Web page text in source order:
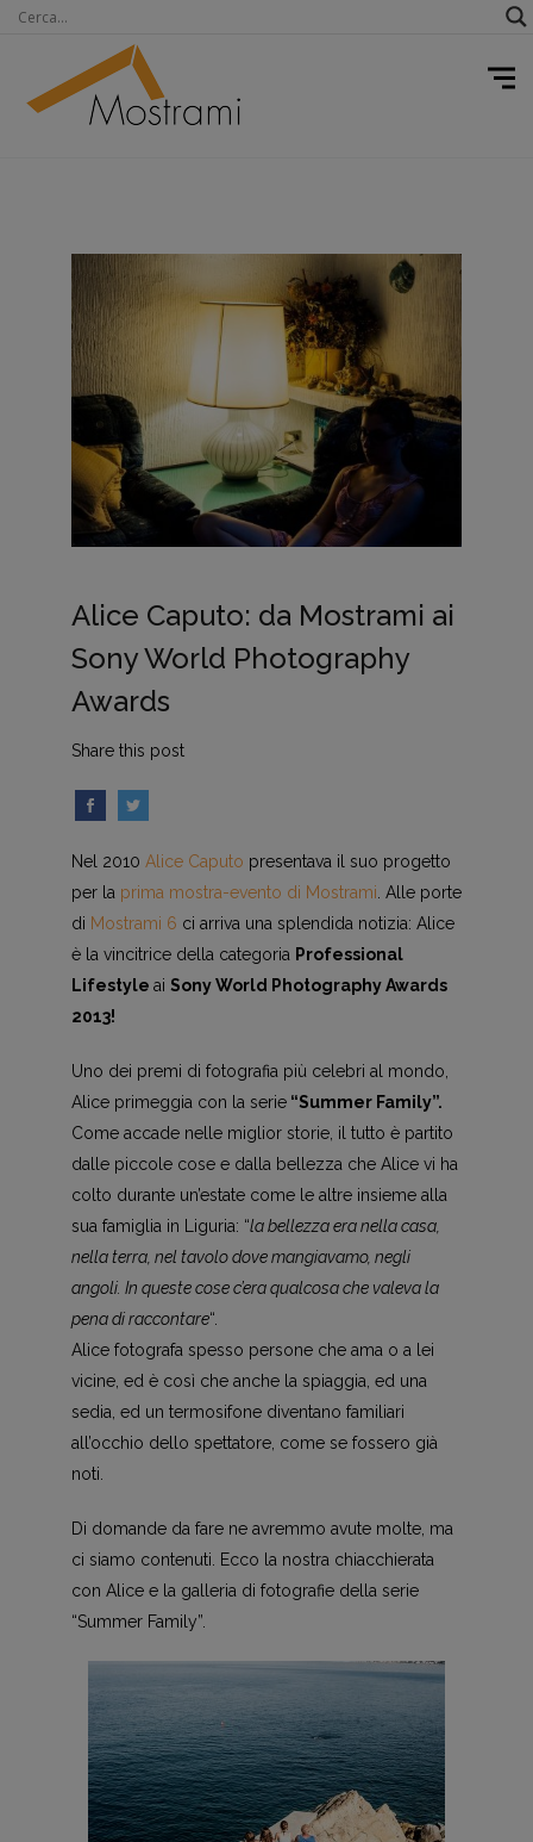
Alice Caputo: da Mostrami ai
Sony World Photography
Awards
Share this post
Nel 2010 Alice Caputo presentava il suo progetto
per la prima mostra-evento di Mostrami. Alle porte
di Mostrami 6 ci arriva una splendida notizia: Alice
è la vincitrice della categoria Professional
Lifestyle ai Sony World Photography Awards
2013!
Uno dei premi di fotografia più celebri al mondo,
Alice primeggia con la serie“Summer Family”.
Come accade nelle miglior storie, il tutto è partito
dalle piccole cose e dalla bellezza che Alice vi ha
colto durante un’estate come le altre insieme alla
sua famiglia in Liguria: “la bellezza era nella casa,
nella terra, nel tavolo dove mangiavamo, negli
angoli. In queste cose c’era qualcosa che valeva la
pena di raccontare“.
Alice fotografa spesso persone che ama o a lei
vicine, ed è così che anche la spiaggia, ed una
sedia, ed un termosifone diventano familiari
all’occhio dello spettatore, come se fossero già
noti.
Di domande da fare ne avremmo avute molte, ma
ci siamo contenuti. Ecco la nostra chiacchierata
con Alice e la galleria di fotografie della serie
“Summer Family”.